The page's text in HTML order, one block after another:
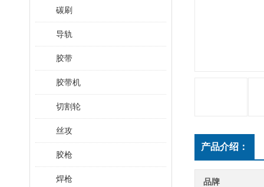
碳刷
导轨
胶带
胶带机
切割轮
丝攻
胶枪
焊枪
产品介绍：
品牌